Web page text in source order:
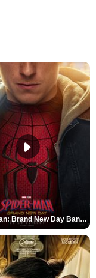
Spider-Man: Brand New Day Bande-annonce VO STFR